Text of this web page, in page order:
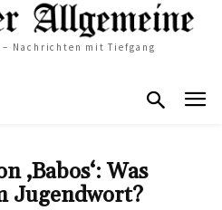
Nachrichten mit Tiefgang
‚Babos‘: Was
Jugendwort?